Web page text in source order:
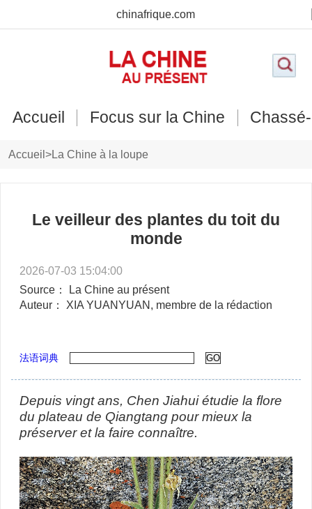
chinafrique.com
Accueil Focus sur la Chine
Accueil >La Chine à la loupe
Le veilleur des plantes du toit du
monde
2026-07-03 15:04:00
Source： La Chine au présent
Auteur： XIA YUANYUAN, membre de la rédaction
法语词典
Depuis vingt ans, Chen Jiahui étudie la flore
du plateau de Qiangtang pour mieux la
préserver et la faire connaître.